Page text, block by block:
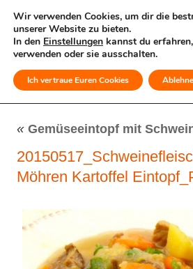
MENÜ
« Gemüseeintopf mit
Möhren Kartoffel
Wir verwenden Cookies, um dir die
unserer Website zu bieten.
In den Einstellungen kannst du
verwenden oder sie ausschalten.
Ich vertraue Euren Cookies